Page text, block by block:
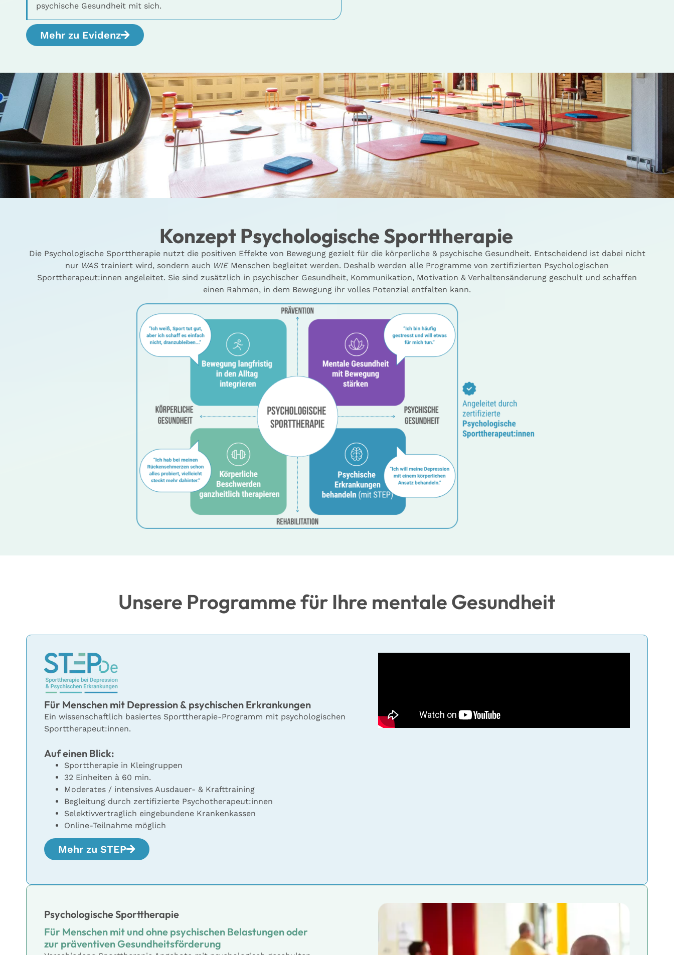
psychische Gesundheit mit sich.
Mehr zu Evidenz
Konzept Psychologische Sporttherapie
Die Psychologische Sporttherapie nutzt die positiven Effekte von Bewegung gezielt für die körperliche & psychische Gesundheit. Entscheidend ist dabei nicht
nur WAS trainiert wird, sondern auch WIEMenschen begleitet werden. Deshalb werden alle Programme von zertifizierten Psychologischen
Sporttherapeut:innen angeleitet. Sie sind zusätzlich in psychischer Gesundheit, Kommunikation, Motivation & Verhaltensänderung geschult und schaffen
einen Rahmen, in dem Bewegung ihr volles Potenzial entfalten kann.
Unsere Programme für Ihre mentale Gesundheit
Für Menschen mit Depression & psychischen Erkrankungen
Ein wissenschaftlich basiertes Sporttherapie-Programm mit psychologischen
Sporttherapeut:innen.
Auf einen Blick:
Sporttherapie in Kleingruppen
32 Einheiten à 60 min.
Moderates / intensives Ausdauer- & Krafttraining
Begleitung durch zertifizierte Psychotherapeut:innen
Selektivvertraglich eingebundene Krankenkassen
Online-Teilnahme möglich
Mehr zu STEP
Psychologische Sporttherapie
Für Menschen mit und ohne psychischen Belastungen oder
zur präventiven Gesundheitsförderung